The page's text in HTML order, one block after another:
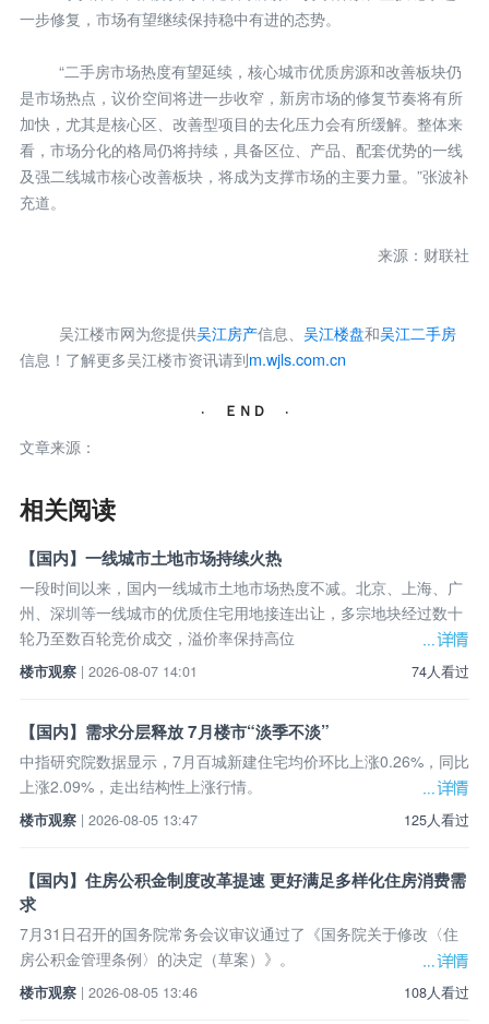
一步修复，市场有望继续保持稳中有进的态势。
“二手房市场热度有望延续，核心城市优质房源和改善板块仍
是市场热点，议价空间将进一步收窄，新房市场的修复节奏将有所
加快，尤其是核心区、改善型项目的去化压力会有所缓解。整体来
看，市场分化的格局仍将持续，具备区位、产品、配套优势的一线
及强二线城市核心改善板块，将成为支撑市场的主要力量。”张波补
充道。
来源：财联社
吴江楼市网为您提供吴江房产信息、 吴江楼盘和吴江二手房
信息！了解更多吴江楼市资讯请到m.wjls.com.cn
· ＥＮＤ ·
文章来源：
相关阅读
【国内】一线城市土地市场持续火热
一段时间以来，国内一线城市土地市场热度不减。北京、上海、广
州、深圳等一线城市的优质住宅用地接连出让，多宗地块经过数十
轮乃至数百轮竞价成交，溢价率保持高位
74人看过
楼市观察 | 2026-08-07 14:01
【国内】需求分层释放 7月楼市“淡季不淡”
中指研究院数据显示，7月百城新建住宅均价环比上涨0.26%，同比
上涨2.09%，走出结构性上涨行情。
125人看过
楼市观察 | 2026-08-05 13:47
【国内】住房公积金制度改革提速 更好满足多样化住房消费需
求
7月31日召开的国务院常务会议审议通过了《国务院关于修改〈住
房公积金管理条例〉的决定（草案）》。
108人看过
楼市观察 | 2026-08-05 13:46